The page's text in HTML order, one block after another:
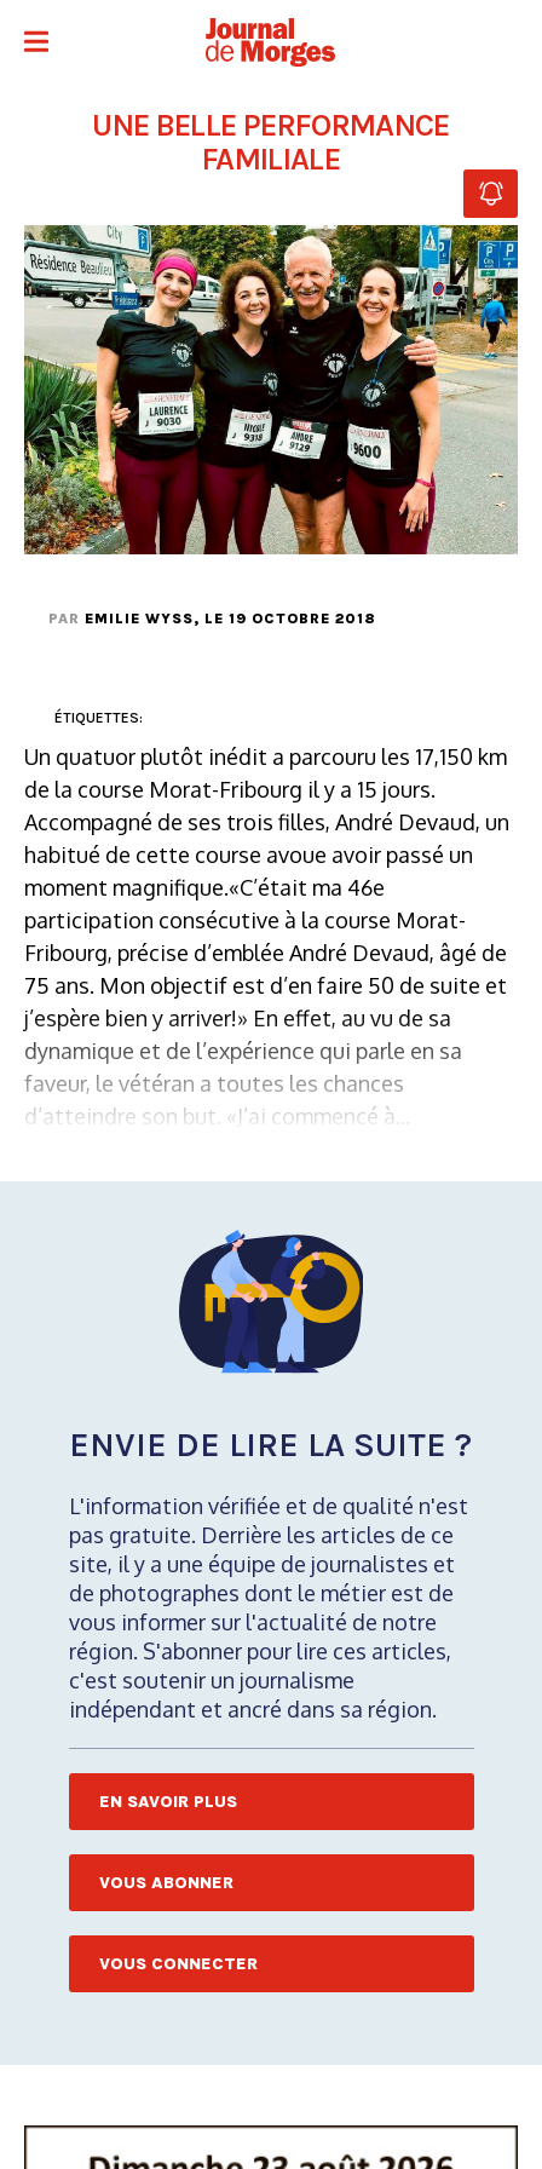
UNE BELLE PERFORMANCE
FAMILIALE
PAR EMILIE WYSS, LE 19 OCTOBRE 2018
ÉTIQUETTES:
Un quatuor plutôt inédit a parcouru les 17,150 km
de la course Morat-Fribourg il y a 15 jours.
Accompagné de ses trois filles, André Devaud, un
habitué de cette course avoue avoir passé un
moment magnifique.«C’était ma 46e
participation consécutive à la course Morat-
Fribourg, précise d’emblée André Devaud, âgé de
75 ans. Mon objectif est d’en faire 50 de suite et
j’espère bien y arriver!» En effet, au vu de sa
dynamique et de l’expérience qui parle en sa
faveur, le vétéran a toutes les chances
d’atteindre son but. «J’ai commencé à...
ENVIE DE LIRE LA SUITE ?
L'information vérifiée et de qualité n'est
pas gratuite. Derrière les articles de ce
site, il y a une équipe de journalistes et
de photographes dont le métier est de
vous informer sur l'actualité de notre
région. S'abonner pour lire ces articles,
c'est soutenir un journalisme
indépendant et ancré dans sa région.
EN SAVOIR PLUS
VOUS ABONNER
VOUS CONNECTER